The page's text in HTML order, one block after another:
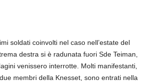
soldati coinvolti nel caso nell’estate del
destra si è radunata fuori Sde Teiman,
venissero interrotte. Molti manifestanti,
membri della Knesset, sono entrati nella